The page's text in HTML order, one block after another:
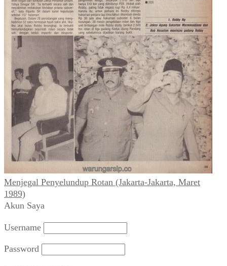
Menjegal Penyelundup Rotan (Jakarta-Jakarta, Maret
1989)
Akun Saya
Username
Password